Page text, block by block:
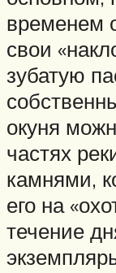
временем
свои
зубатую
окуня
частях
камнями,
его на
течение